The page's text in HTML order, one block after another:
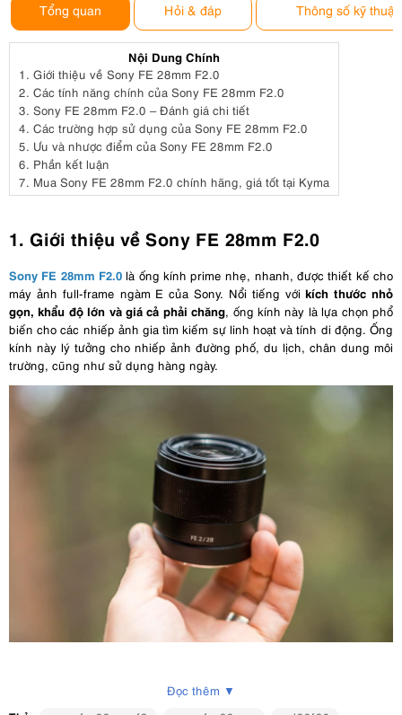
Tổng quan Hỏi & đáp Thông số kỹ thuật
Nội Dung Chính
1. Giới thiệu về Sony FE 28mm F2.0
2. Các tính năng chính của Sony FE 28mm F2.0
3. Sony FE 28mm F2.0 – Đánh giá chi tiết
4. Các trường hợp sử dụng của Sony FE 28mm F2.0
5. Ưu và nhược điểm của Sony FE 28mm F2.0
6. Phần kết luận
7. Mua Sony FE 28mm F2.0 chính hãng, giá tốt tại Kyma
1. Giới thiệu về Sony FE 28mm F2.0
Sony FE 28mm F2.0là ống kính prime nhẹ, nhanh, được thiết kế cho
máy ảnh full-frame ngàm E của Sony. Nổi tiếng vớikích thước nhỏ
gọn, khẩu độ lớn và giá cả phải chăng, ống kính này là lựa chọn phổ
biến cho các nhiếp ảnh gia tìm kiếm sự linh hoạt và tính di động. Ống
kính này lý tưởng cho nhiếp ảnh đường phố, du lịch, chân dung môi
trường, cũng như sử dụng hàng ngày.
Đọc thêm ▼